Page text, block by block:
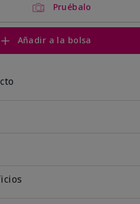
Pruébalo
Añadir a la bolsa